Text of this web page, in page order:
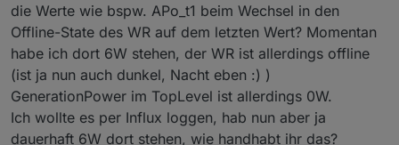
die Werte wie bspw. APo_t1 beim Wechsel in den
Offline-State des WR auf dem letzten Wert? Momentan
habe ich dort 6W stehen, der WR ist allerdings offline
(ist ja nun auch dunkel, Nacht eben :) )
GenerationPower im TopLevel ist allerdings 0W.
Ich wollte es per Influx loggen, hab nun aber ja
dauerhaft 6W dort stehen, wie handhabt ihr das?